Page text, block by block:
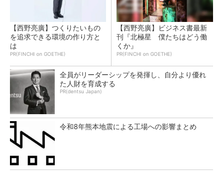
【西野亮廣】つくりたいもの
を追求できる環境の作り方と
は
PR(FINCHI on GOETHE)
【西野亮廣】ビジネス書最新
刊『北極星 僕たちはどう働
くか』
PR(FINCHI on GOETHE)
全員がリーダーシップを発揮し、自分より優れ
た人財を育成する
PR(dentsu Japan)
令和8年熊本地震による工場への影響まとめ